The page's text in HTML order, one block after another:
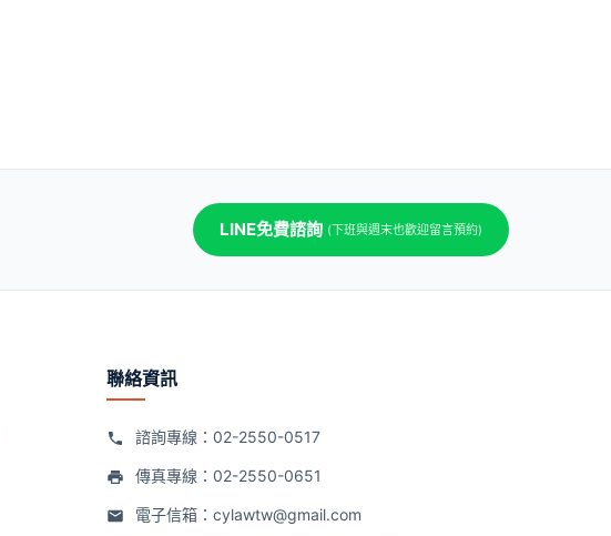
LINE免費諮詢 (下班與週末也歡迎留言預約)
聯絡資訊
諮詢專線： 02-2550-0517
傳真專線：02-2550-0651
電子信箱： cylawtw@gmail.com